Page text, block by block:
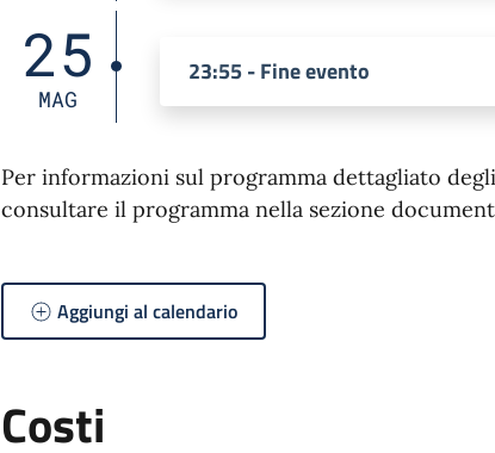
25
MAG
23:55 - Fine evento
Per informazioni sul programma dettagliato
consultare il programma nella sezione
Aggiungi al calendario
Costi